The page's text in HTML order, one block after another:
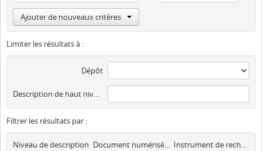
Ajouter de nouveaux critères
Limiter les résultats à :
Dépôt
Description de haut niveau
Filtrer les résultats par :
Niveau de description Document numérisé disponible Instrument de recherche